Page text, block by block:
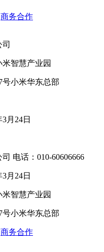
商务合作
智慧产业园
小米华东总部
月24日
电话：010-60606666
月24日
智慧产业园
小米华东总部
商务合作